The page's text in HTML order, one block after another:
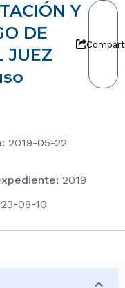
DE
JUEZ
: 2019-05-22
: 2019
08-10